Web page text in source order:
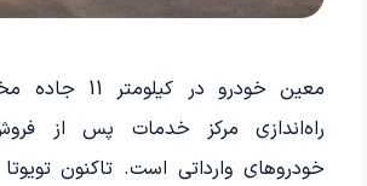
معین خودرو در
راه‌اندازی مرکز خدمات پس از
خودروهای وارداتی است. تاکنون